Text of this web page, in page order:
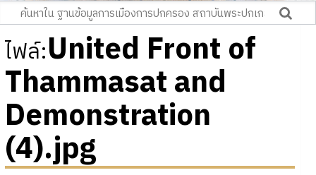
ไฟล์:United Front of
Thammasat and
Demonstration
(4).jpg